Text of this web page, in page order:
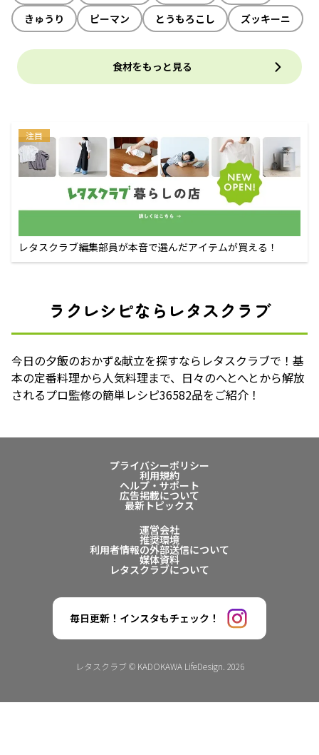
きゅうり
ピーマン とうもろこし ズッキーニ
食材をもっと見る
注目
レタスクラブ編集部員が本音で選んだアイテムが買える！
ラクレシピならレタスクラブ
今日の夕飯のおかず&献立を探すならレタスクラブで！基
本の定番料理から人気料理まで、日々のへとへとから解放
されるプロ監修の簡単レシピ36582品をご紹介！
プライバシーポリシー
利用規約
ヘルプ・サポート
広告掲載について
最新トピックス
運営会社
推奨環境
利用者情報の外部送信について
媒体資料
レタスクラブについて
毎日更新！インスタもチェック！
レタスクラブ © KADOKAWA LifeDesign. 2026